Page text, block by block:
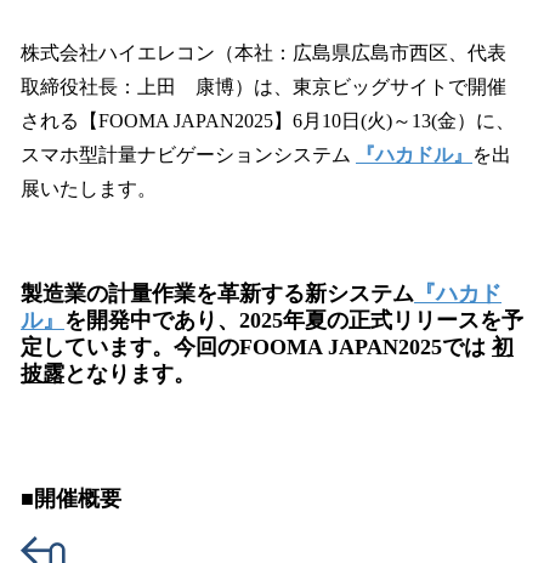
株式会社ハイエレコン（本社：広島県広島市西区、代表
取締役社長：上田 康博）は、東京ビッグサイトで開催
される【FOOMA JAPAN2025】6月10日(火)～13(金）に、
スマホ型計量ナビゲーションシステム
『ハカドル』
を出
展いたします。
製造業の計量作業を革新する新システム 『ハカド
ル』 を開発中であり、2025年夏の正式リリースを予
定しています。今回のFOOMA JAPAN2025では 初
披露となります。
■開催概要